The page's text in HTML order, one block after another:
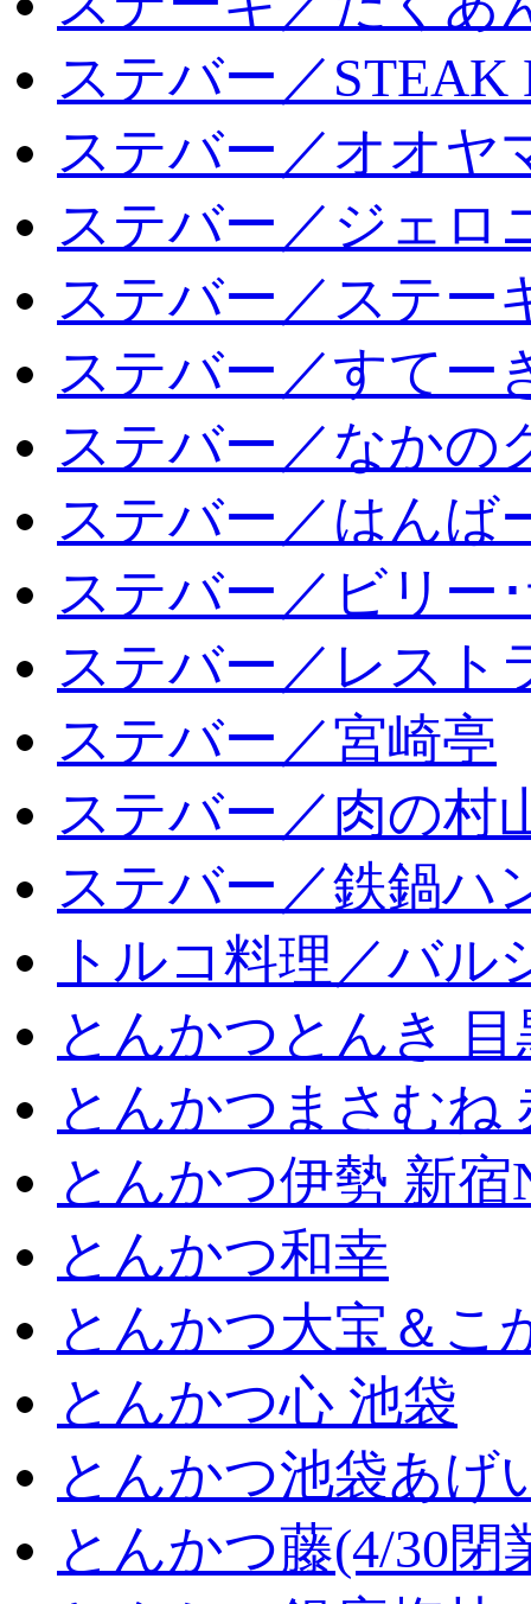
ステバー／STEAK
ステバー／オオヤ
ステバー／ジェロ
ステバー／ステー
ステバー／すてー
ステバー／なかの
ステバー／はんば
ステバー／ビリー
ステバー／レスト
ステバー／宮崎亭
ステバー／肉の村
ステバー／鉄鍋ハ
トルコ料理／バル
とんかつとんき
とんかつまさむね
とんかつ伊勢 新宿
とんかつ和幸
とんかつ大宝＆こ
とんかつ心 池袋
とんかつ池袋あげ
とんかつ藤(4/30閉